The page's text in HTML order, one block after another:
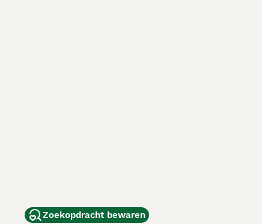
Zoekopdracht bewaren